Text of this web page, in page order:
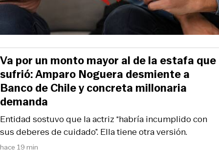
hace 19 min
Entidad sostuvo que la actriz “habría incumplido con
sus deberes de cuidado”. Ella tiene otra versión.
Va por un monto mayor al de la estafa que
sufrió: Amparo Noguera desmiente a
Banco de Chile y concreta millonaria
demanda